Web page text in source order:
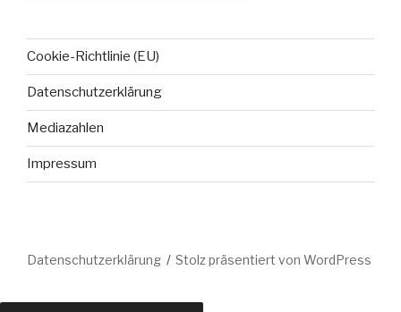
Cookie-Richtlinie (EU)
Datenschutzerklärung
Mediazahlen
Impressum
Datenschutzerklärung Stolz präsentiert von WordPress